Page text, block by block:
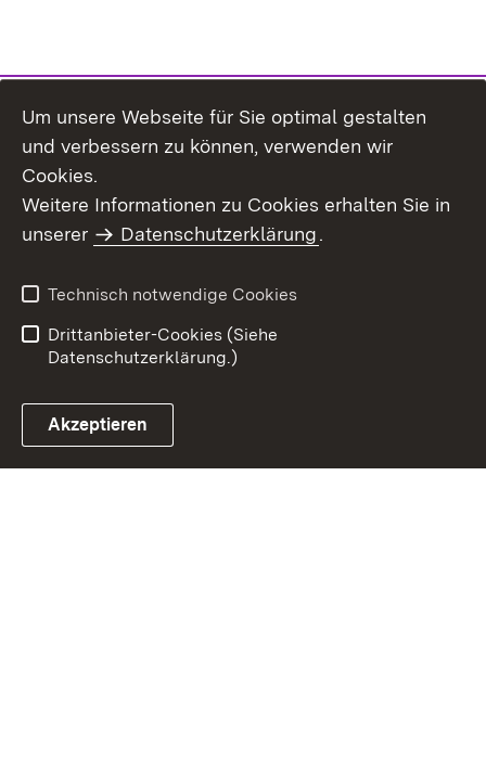
Um unsere Webseite für Sie optimal gestalten
und verbessern zu können, verwenden wir
Cookies.
Weitere Informationen zu Cookies erhalten Sie in
unserer
Datenschutzerklärung.
Technisch notwendige Cookies
Drittanbieter-Cookies (Siehe
Datenschutzerklärung.)
Akzeptieren